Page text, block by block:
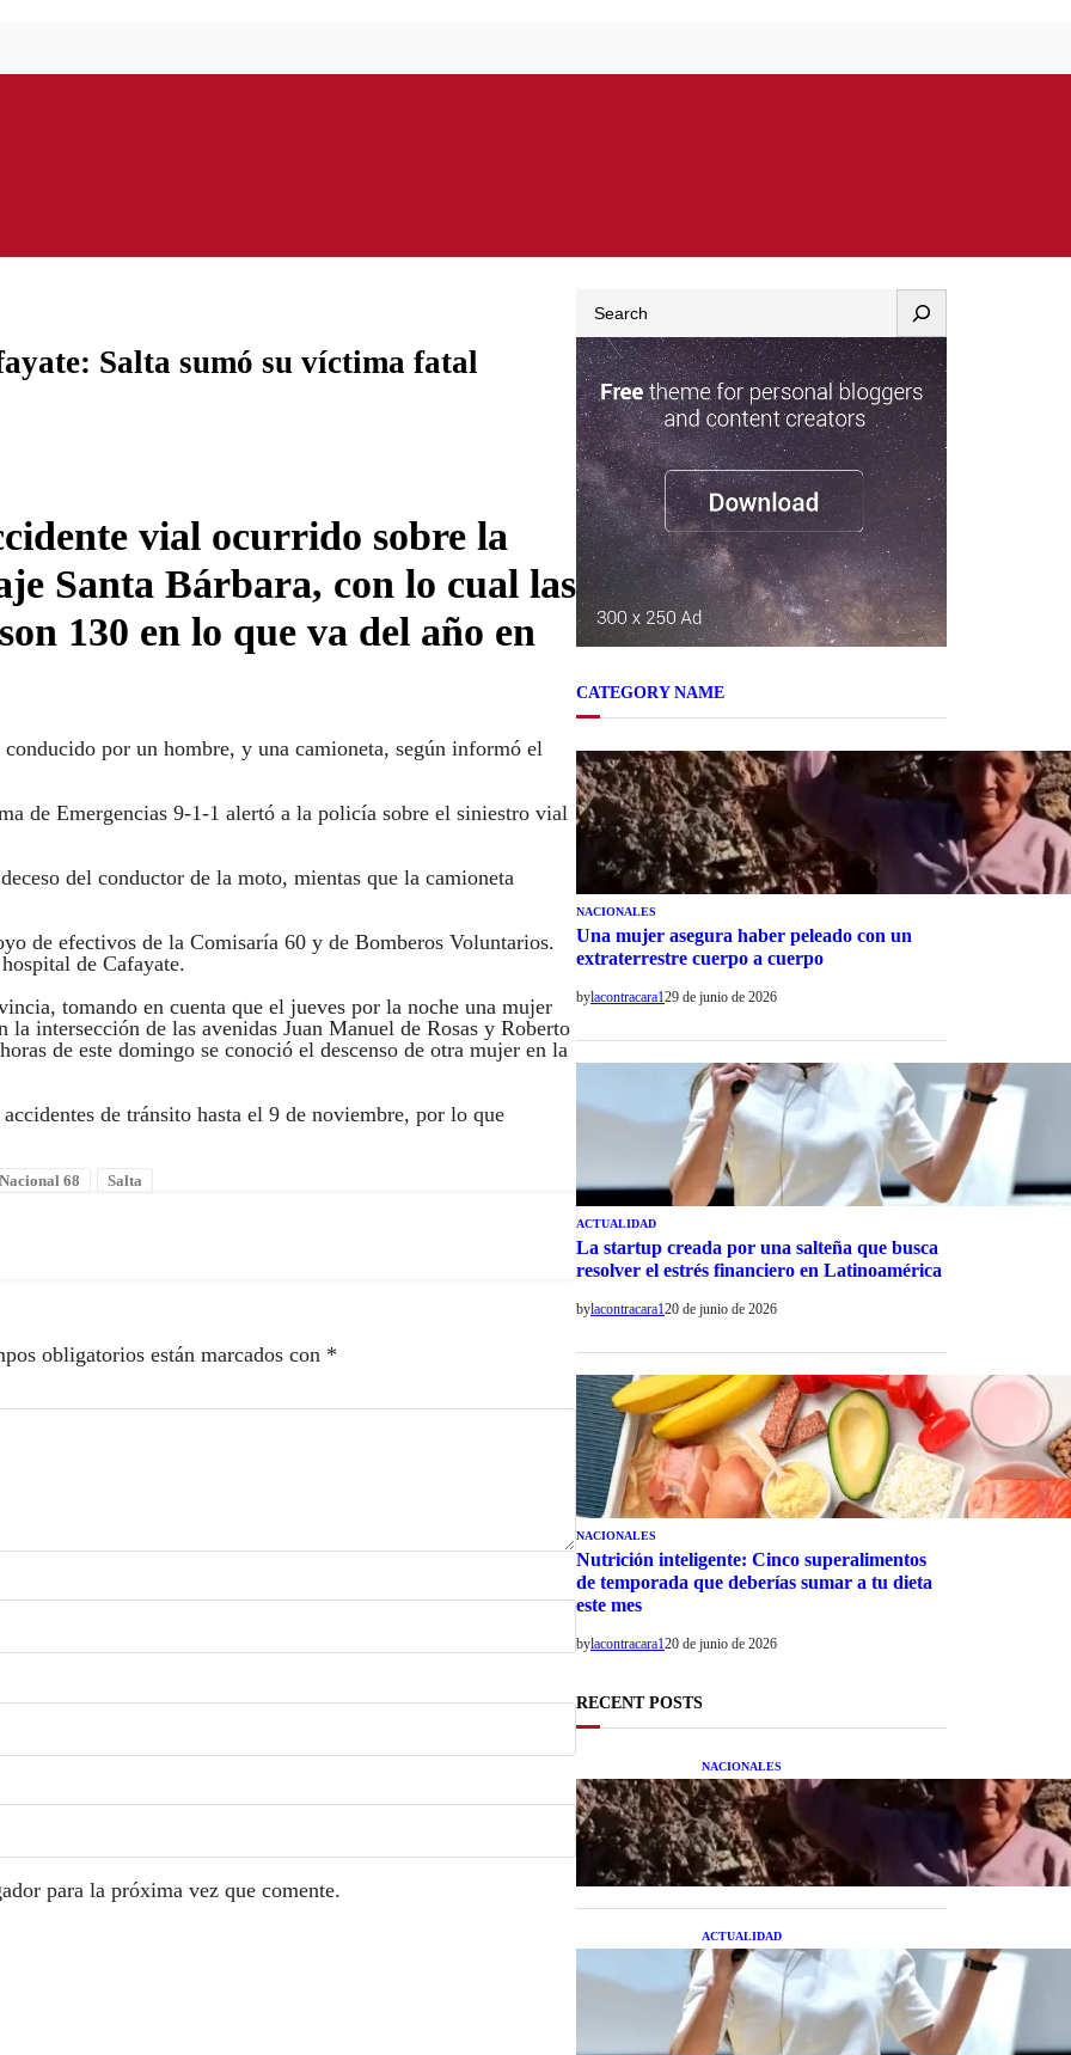
Salta sumó su víctima fatal
vial ocurrido sobre la
Santa Bárbara, con lo cual las
130 en lo que va del año en
por un hombre, y una camioneta, según informó el
de Emergencias 9-1-1 alertó a la policía sobre el siniestro vial
del conductor de la moto, mientas que la camioneta
de efectivos de la Comisaría 60 y de Bomberos Voluntarios.
de Cafayate.
tomando en cuenta que el jueves por la noche una mujer
intersección de las avenidas Juan Manuel de Rosas y Roberto
de este domingo se conoció el descenso de otra mujer en la
de tránsito hasta el 9 de noviembre, por lo que
68 Salta
obligatorios están marcados con *
para la próxima vez que comente.
CATEGORY NAME
NACIONALES
Una mujer asegura haber peleado con un
extraterrestre cuerpo a cuerpo
bylacontracara129 de junio de 2026
ACTUALIDAD
La startup creada por una salteña que busca
resolver el estrés financiero en Latinoamérica
bylacontracara120 de junio de 2026
NACIONALES
Nutrición inteligente: Cinco superalimentos
de temporada que deberías sumar a tu dieta
este mes
bylacontracara120 de junio de 2026
RECENT POSTS
NACIONALES
Una mujer asegura haber
peleado con un extraterrestre
cuerpo a cuerpo
ACTUALIDAD
La startup creada por una
salteña que busca resolver el
estrés financiero en
Latinoamérica